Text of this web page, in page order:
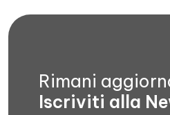
Rimani
Iscriviti alla